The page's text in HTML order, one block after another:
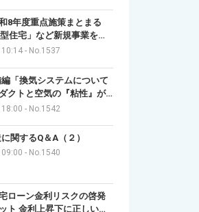
8年度重点施策まとまる
型住宅」など新規事業を…
- No.1537
「換気システムについて
ダクトと空気の『粘性』が…
- No.1542
関するQ＆A（２）
- No.1540
ローン金利リスクの啓発
ト 金利上昇下に正しい…